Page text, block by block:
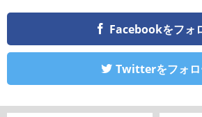
Facebookをフォ
Twitterをフォ